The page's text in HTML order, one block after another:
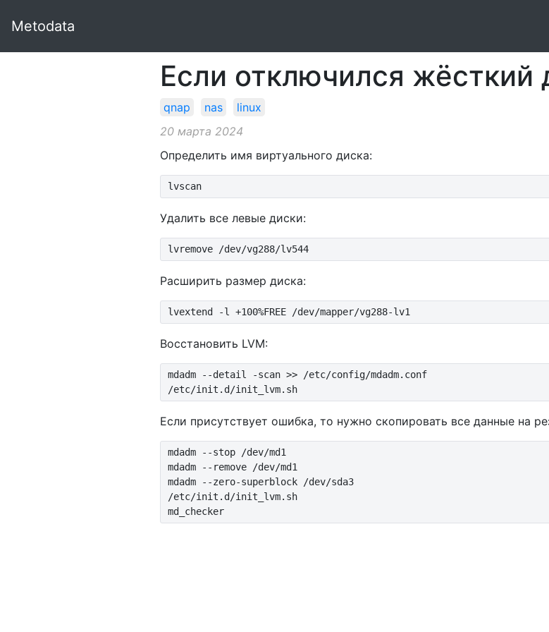
Metodata
Если отключился жёсткий
qnap nas
linux
20 марта 2024
Определить имя виртуального диска:
lvscan
Удалить все левые диски:
lvremove /dev/vg288/lv544
Расширить размер диска:
lvextend -l +100%FREE /dev/mapper/vg288-lv1
Восстановить LVM:
mdadm --detail -scan >> /etc/config/mdadm.conf
/etc/init.d/init_lvm.sh
Если присутствует ошибка, то нужно скопировать все данные на
mdadm --stop /dev/md1
mdadm --remove /dev/md1
mdadm --zero-superblock /dev/sda3
/etc/init.d/init_lvm.sh
md_checker